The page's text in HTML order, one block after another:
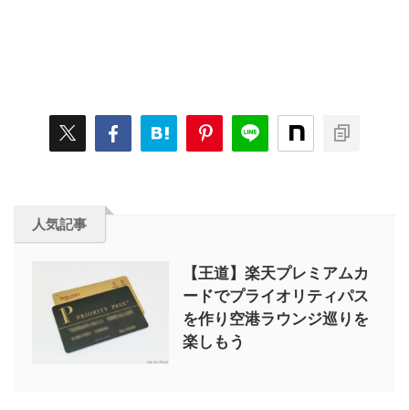
人気記事
【王道】楽天プレミアムカ
ードでプライオリティパス
を作り空港ラウンジ巡りを
楽しもう